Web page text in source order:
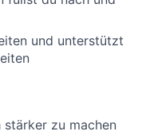
und unterstützt
stärker zu machen